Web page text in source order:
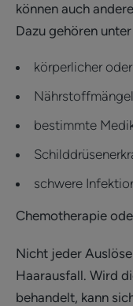
können auch
Dazu gehören
körperlicher
Nährstoffmängel
bestimmte
schwere
Chemotherapie
Nicht jeder
Haarausfall. Wird
behandelt, kann